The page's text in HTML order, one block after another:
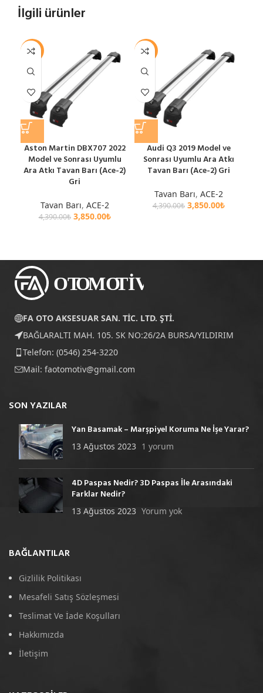
İlgili ürünler
-12%
Aston Martin DBX707 2022
Model ve Sonrası Uyumlu
Ara Atkı Tavan Barı (Ace-2)
Gri
Tavan Barı, ACE-2
4,390.00₺ 3,850.00₺
-12%
Audi Q3 2019 Model ve
Sonrası Uyumlu Ara Atkı
Tavan Barı (Ace-2) Gri
Tavan Barı, ACE-2
4,390.00₺ 3,850.00₺
FA OTO AKSESUAR SAN. TİC. LTD. ŞTİ.
BAĞLARALTI MAH. 105. SK NO:26/2A BURSA/YILDIRIM
Telefon: (0546) 254-3220
Mail: faotomotiv@gmail.com
SON YAZILAR
Yan Basamak – Marşpiyel Koruma Ne İşe Yarar?
13 Ağustos 2023 1 yorum
4D Paspas Nedir? 3D Paspas İle Arasındaki
Farklar Nedir?
13 Ağustos 2023 Yorum yok
BAĞLANTILAR
Gizlilik Politikası
Mesafeli Satış Sözleşmesi
Teslimat Ve İade Koşulları
Hakkımızda
İletişim